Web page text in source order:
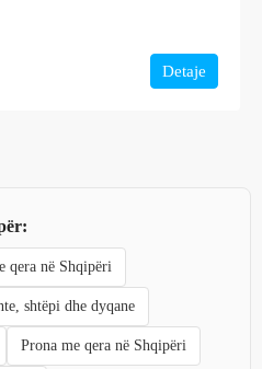
Detaje
qera në Shqipëri
shtëpi dhe dyqane
Prona me qera në Shqipëri